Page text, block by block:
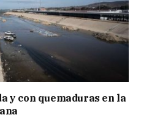
y con quemaduras en la